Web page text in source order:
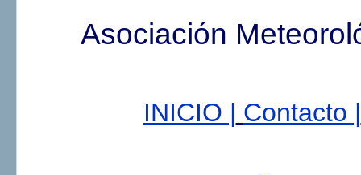
Asociación
INICIO | Contacto |